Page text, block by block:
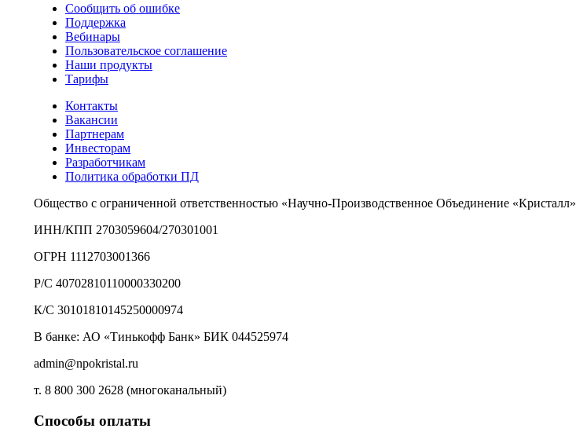
Сообщить об ошибке
Поддержка
Вебинары
Пользовательское соглашение
Наши продукты
Тарифы
Контакты
Вакансии
Партнерам
Инвесторам
Разработчикам
Политика обработки ПД
Общество с ограниченной ответственностью «Научно-Производственное Объединение «Кристалл»
ИНН/КПП 2703059604/270301001
ОГРН 1112703001366
Р/С 40702810110000330200
К/С 30101810145250000974
В банке: АО «Тинькофф Банк» БИК 044525974
admin@npokristal.ru
т. 8 800 300 2628 (многоканальный)
Способы оплаты